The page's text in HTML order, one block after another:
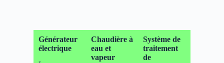
Générateur
électrique
Chaudière à
eau et
vapeur
Système de
traitement
de